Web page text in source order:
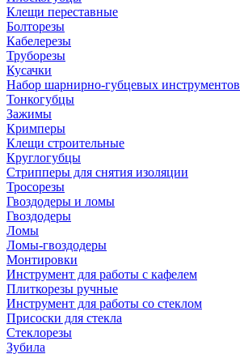
Клещи переставные
Болторезы
Кабелерезы
Труборезы
Кусачки
Набор шарнирно-губцевых инструментов
Тонкогубцы
Зажимы
Кримперы
Клещи строительные
Круглогубцы
Стрипперы для снятия изоляции
Тросорезы
Гвоздодеры и ломы
Гвоздодеры
Ломы
Ломы-гвоздодеры
Монтировки
Инструмент для работы с кафелем
Плиткорезы ручные
Инструмент для работы со стеклом
Присоски для стекла
Стеклорезы
Зубила